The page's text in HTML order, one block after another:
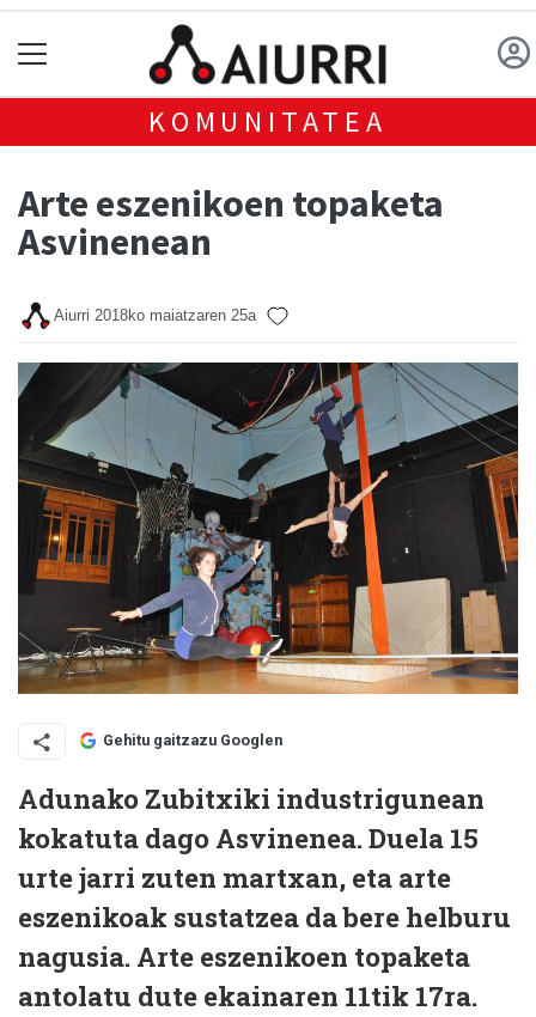
KOMUNITATEA
Arte eszenikoen topaketa
Asvinenean
Aiurri 2018ko maiatzaren 25a
Gehitu gaitzazu Googlen
Adunako Zubitxiki industrigunean
kokatuta dago Asvinenea. Duela 15
urte jarri zuten martxan, eta arte
eszenikoak sustatzea da bere helburu
nagusia. Arte eszenikoen topaketa
antolatu dute ekainaren 11tik 17ra.